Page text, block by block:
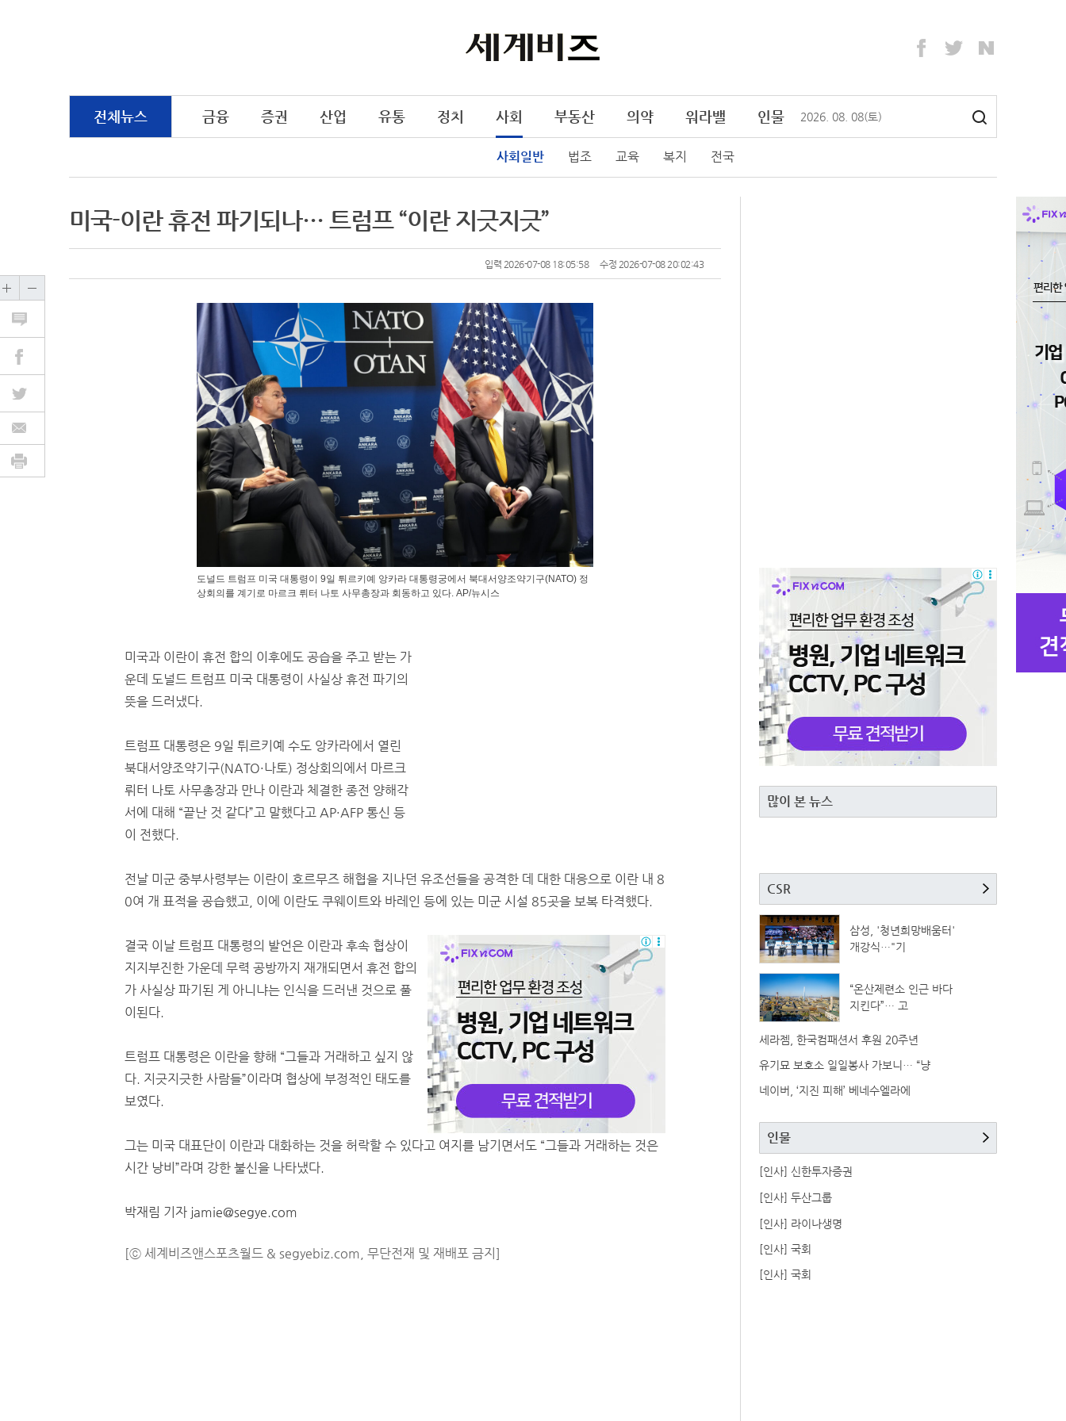
전체뉴스 금융 증권 산업 유통 정치 사회
사회일반 법조 교육 복지 전국
부동산 의약 워라밸 인물 2026 08 08(토)
미국-이란 휴전 파기되나… 트럼프 “이란 지긋지긋”
입력 2026-07-08 18:05:58 수정 2026-07-08 20:02:43
도널드 트럼프 미국 대통령이 9일 튀르키예 앙카라 대통령궁에서 북대서양조약기구(NATO) 정
상회의를 계기로 마르크 뤼터 나토 사무총장과 회동하고 있다. AP/뉴시스
미국과 이란이 휴전 합의 이후에도 공습을 주고 받는 가
운데 도널드 트럼프 미국 대통령이 사실상 휴전 파기의
뜻을 드러냈다.
트럼프 대통령은 9일 튀르키예 수도 앙카라에서 열린
북대서양조약기구(NATO·나토) 정상회의에서 마르크
뤼터 나토 사무총장과 만나 이란과 체결한 종전 양해각
서에 대해 “끝난 것 같다”고 말했다고 AP·AFP 통신 등
이 전했다.
전날 미군 중부사령부는 이란이 호르무즈 해협을 지나던 유조선들을 공격한 데 대한 대응으로 이란 내 8
0여 개 표적을 공습했고, 이에 이란도 쿠웨이트와 바레인 등에 있는 미군 시설 85곳을 보복 타격했다.
결국 이날 트럼프 대통령의 발언은 이란과 후속 협상이
지지부진한 가운데 무력 공방까지 재개되면서 휴전 합의
가 사실상 파기된 게 아니냐는 인식을 드러낸 것으로 풀
이된다.
트럼프 대통령은 이란을 향해 “그들과 거래하고 싶지 않
다. 지긋지긋한 사람들”이라며 협상에 부정적인 태도를
보였다.
그는 미국 대표단이 이란과 대화하는 것을 허락할 수 있다고 여지를 남기면서도 “그들과 거래하는 것은
시간 낭비”라며 강한 불신을 나타냈다.
박재림 기자 jamie@segye.com
[ⓒ 세계비즈앤스포츠월드 & segyebiz.com, 무단전재 및 재배포 금지]
많이 본 뉴스
CSR
삼성, '청년희망배움터'
개강식…"기
“온산제련소 인근 바다
지킨다”… 고
세라젬, 한국컴패션서 후원 20주년
유기묘 보호소 일일봉사 가보니… “냥
네이버, ‘지진 피해’ 베네수엘라에
인물
[인사] 신한투자증권
[인사] 두산그룹
[인사] 라이나생명
[인사] 국회
[인사] 국회